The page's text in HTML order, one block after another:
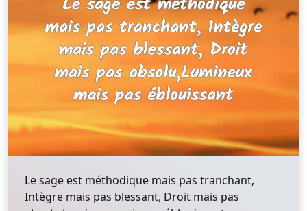
Le sage est méthodique mais pas tranchant,
Intègre mais pas blessant, Droit mais pas